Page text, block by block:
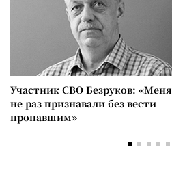
Участник СВО Безруков: «Меня
не раз признавали без вести
пропавшим»